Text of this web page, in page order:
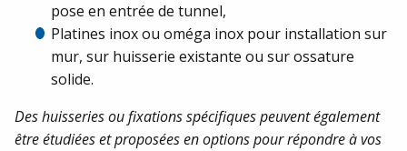
pose en entrée de tunnel,
Platines inox ou oméga inox pour installation sur
mur, sur huisserie existante ou sur ossature
solide.
Des huisseries ou fixations spécifiques peuvent également
être étudiées et proposées en options pour répondre à vos